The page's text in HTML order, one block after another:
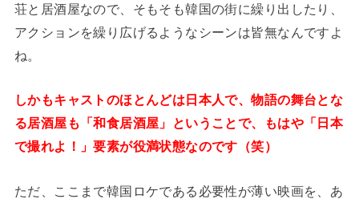
荘と居酒屋なので、そもそも韓国の街に繰り出したり、
アクションを繰り広げるようなシーンは皆無なんですよ
ね。
しかもキャストのほとんどは日本人で、物語の舞台とな
る居酒屋も「和食居酒屋」ということで、もはや「日本
で撮れよ！」要素が役満状態なのです（笑）
ただ、ここまで韓国ロケである必要性が薄い映画を、あ